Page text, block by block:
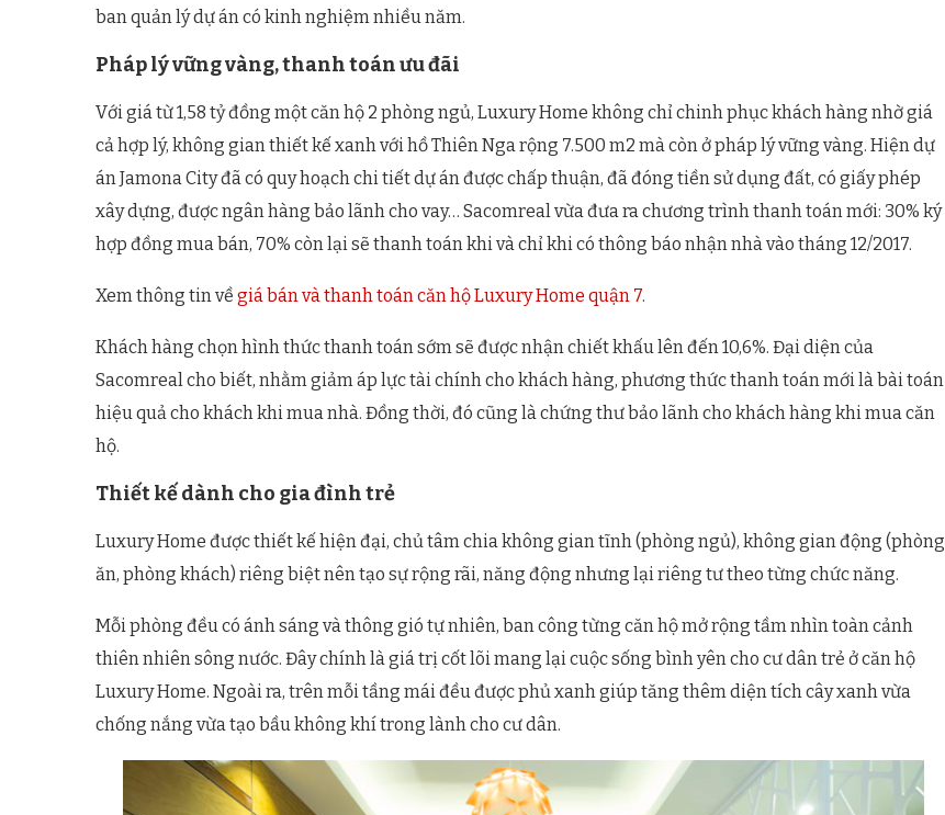
ban quản lý dự án có kinh nghiệm nhiều năm.
Pháp lý vững vàng, thanh toán ưu đãi
Với giá từ 1,58 tỷ đồng một căn hộ 2 phòng ngủ, Luxury Home không chỉ chinh phục khách hàng nhờ giá
cả hợp lý, không gian thiết kế xanh với hồ Thiên Nga rộng 7.500 m2 mà còn ở pháp lý vững vàng. Hiện dự
án Jamona City đã có quy hoạch chi tiết dự án được chấp thuận, đã đóng tiền sử dụng đất, có giấy phép
xây dựng, được ngân hàng bảo lãnh cho vay… Sacomreal vừa đưa ra chương trình thanh toán mới: 30% ký
hợp đồng mua bán, 70% còn lại sẽ thanh toán khi và chỉ khi có thông báo nhận nhà vào tháng 12/2017.
Xem thông tin về giá bán và thanh toán căn hộ Luxury Home quận 7.
Khách hàng chọn hình thức thanh toán sớm sẽ được nhận chiết khấu lên đến 10,6%. Đại diện của
Sacomreal cho biết, nhằm giảm áp lực tài chính cho khách hàng, phương thức thanh toán mới là bài toán
hiệu quả cho khách khi mua nhà. Đồng thời, đó cũng là chứng thư bảo lãnh cho khách hàng khi mua căn
hộ.
Thiết kế dành cho gia đình trẻ
Luxury Home được thiết kế hiện đại, chủ tâm chia không gian tĩnh (phòng ngủ), không gian động (phòng
ăn, phòng khách) riêng biệt nên tạo sự rộng rãi, năng động nhưng lại riêng tư theo từng chức năng.
Mỗi phòng đều có ánh sáng và thông gió tự nhiên, ban công từng căn hộ mở rộng tầm nhìn toàn cảnh
thiên nhiên sông nước. Đây chính là giá trị cốt lõi mang lại cuộc sống bình yên cho cư dân trẻ ở căn hộ
Luxury Home. Ngoài ra, trên mỗi tầng mái đều được phủ xanh giúp tăng thêm diện tích cây xanh vừa
chống nắng vừa tạo bầu không khí trong lành cho cư dân.